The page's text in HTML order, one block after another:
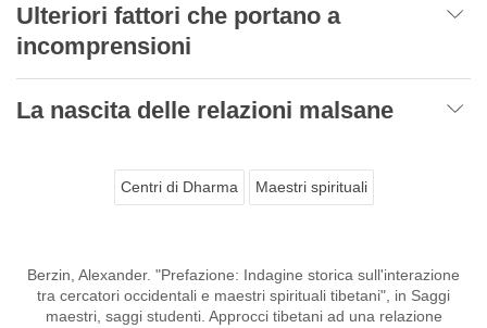
Ulteriori fattori che portano a
incomprensioni
La nascita delle relazioni malsane
Centri di Dharma Maestri spirituali
Berzin, Alexander. "Prefazione: Indagine storica sull'interazione
tra cercatori occidentali e maestri spirituali tibetani", in Saggi
maestri, saggi studenti. Approcci tibetani ad una relazione